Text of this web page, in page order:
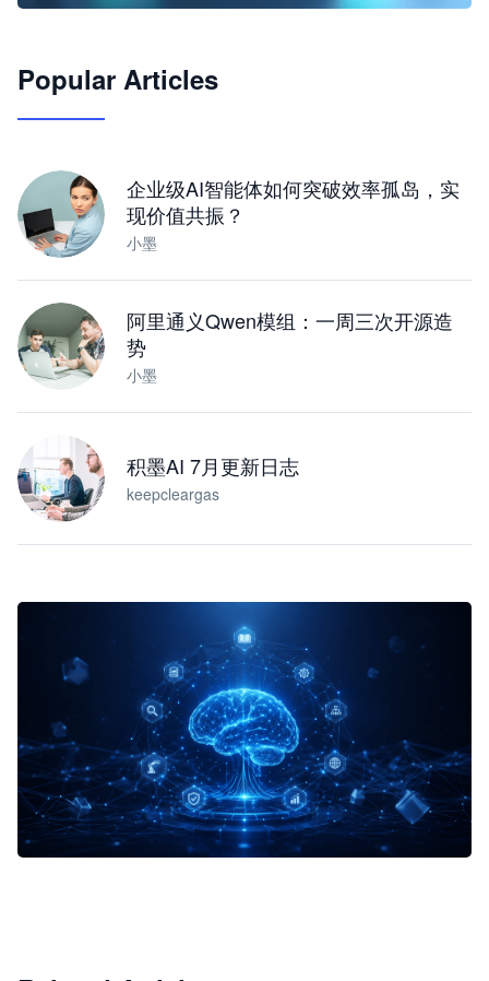
JimoClaw 桌面 AI Agent 工作台
Popular Articles
企业级AI智能体如何突破效率孤岛，实
现价值共振？
小墨
阿里通义Qwen模组：一周三次开源造
势
小墨
积墨AI 7月更新日志
keepcleargas